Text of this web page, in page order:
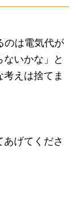
のは電気代が
ないかな」と
えは捨てま
げてくださ